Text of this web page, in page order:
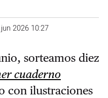
2026 10:27
sorteamos diez
cuaderno
con ilustraciones